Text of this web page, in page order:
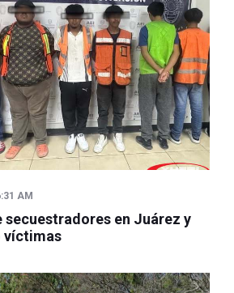
AM
secuestradores en Juárez y
víctimas